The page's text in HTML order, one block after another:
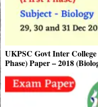
UKPSC Govt Inter
Phase) Paper – 2018